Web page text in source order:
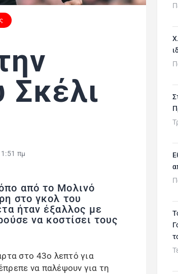
Σκέλι
πμ
από το Μολινό
στο γκολ του
ήταν έξαλλος με
να κοστίσει τους
στο 43ο λεπτό για
να παλέψουν για τη